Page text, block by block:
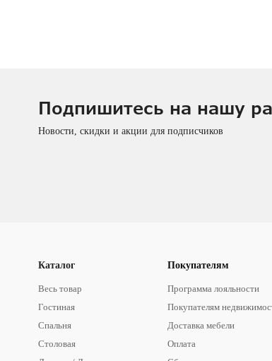
Подпишитесь на нашу
Новости, скидки и акции для подписчиков
Каталог
Весь товар
Гостиная
Спальня
Столовая
Покупателям
Программа лояльности
Покупателям
Доставка мебели
Оплата